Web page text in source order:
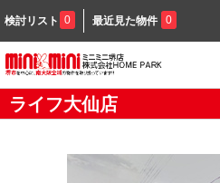
検討リスト 0 最近見た物件 0
ライフ大仙店